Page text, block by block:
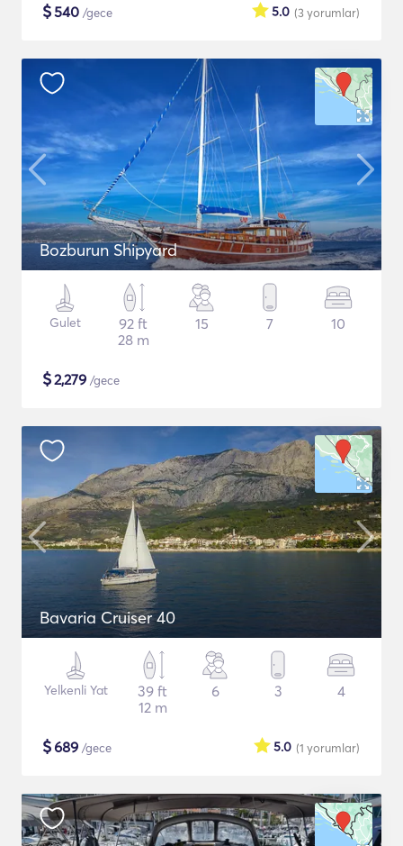
$540 /gece (3yorumlar)
5.0
Bozburun Shipyard
Gulet
92 ft
28 m
15 7 10
$2,279 /gece
Bavaria Cruiser 40
Yelkenli Yat
39 ft
12 m
6 3 4
$689 /gece (1 yorumlar)
5.0